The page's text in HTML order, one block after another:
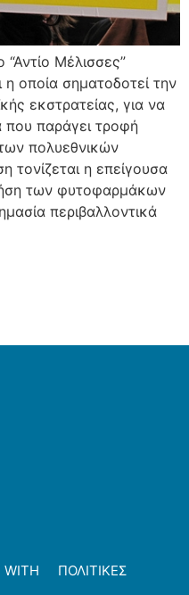
“Αντίο Μέλισσες”
οποία σηματοδοτεί την
εκστρατείας, για να
που παράγει τροφή
πολυεθνικών
τονίζεται η επείγουσα
των φυτοφαρμάκων
περιβαλλοντικά
WITH ΠΟΛΙΤΙΚΕΣ